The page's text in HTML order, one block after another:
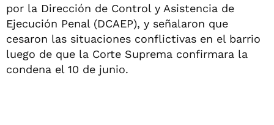
por la Dirección de Control y Asistencia de
Ejecución Penal (DCAEP), y señalaron que
cesaron las situaciones conflictivas en el barrio
luego de que la Corte Suprema confirmara la
condena el 10 de junio.